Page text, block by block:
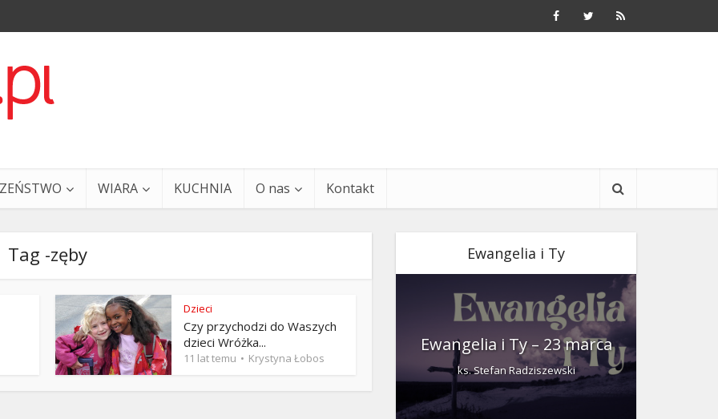
WIARA KUCHNIA O nas Kontakt
Tag -zęby
Dzieci
Czy przychodzi do Waszych
dzieci Wróżka...
11 lat temu Krystyna Łobos
Ewangelia i Ty
i Ty – 29 grudnia
Radziszewski
Ewangelia i Ty – 27 grudnia Ewangelia i Ty – 23 marca
ks. Stefan Radziszewski